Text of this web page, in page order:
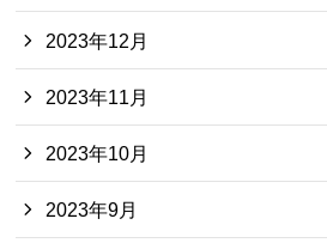
2023年12月
2023年11月
2023年10月
2023年9月